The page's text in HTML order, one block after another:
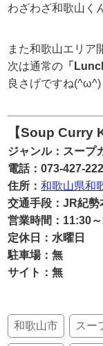
わざわざ和歌山く
また和歌山エリア
次は通常の 「
良さげですね(^ω^)
【Soup Curry
ジャンル：スープ
電話：073-427-
住所：和歌山県和
交通手段：JR紀勢
営業時間：11:30
定休日：水曜日
駐車場：無
サイト：無
和歌山市 スー